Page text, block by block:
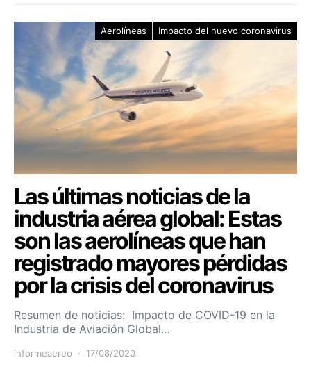
Aerolíneas Impacto del nuevo coronavirus
Las últimas noticias de la
industria aérea global: Estas
son las aerolíneas que han
registrado mayores pérdidas
por la crisis del coronavirus
Resumen de noticias: Impacto de COVID-19 en la
Industria de Aviación Global…
informeaereo 17/08/2020